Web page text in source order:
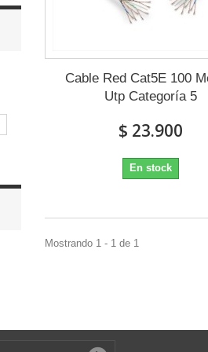
Cable Red Cat5E 100
Utp Categoría 5
$ 23.900
En stock
Mostrando 1 - 1 de 1